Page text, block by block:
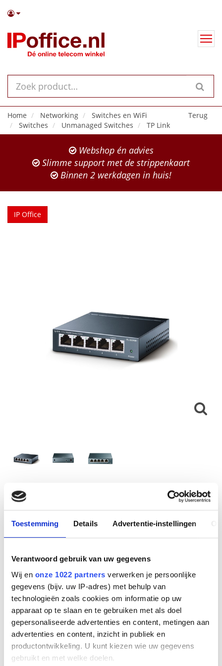
Toestemming Details Advertentie-instellingen
Verantwoord gebruik van uw gegevens
Wij en onze 1022 partners verwerken je persoonlijke
gegevens (bijv. uw IP-adres) met behulp van
technologieën zoals cookies om informatie op uw
apparaat op te slaan en te gebruiken met als doel
gepersonaliseerde advertenties en content, metingen aan
advertenties en content, inzicht in publiek en
productontwikkeling. U kunt kiezen wie uw gegevens
gebruikt en met welke doelen.
Terug
Home Networking
Switches en WiFi
Switches
Unmanaged Switches TP Link
Webshop én advies
Slimme support met de strippenkaart
Binnen 2 werkdagen in huis!
IP Office
5-Port Gigabit Desktop
Switch
TP Link
TL-SG105
EAN code
6935364021146
Bruto advies prijs
€ 18,03 (€ 21,82 incl.btw)
€16,54 ( 20 01 incl.btw )